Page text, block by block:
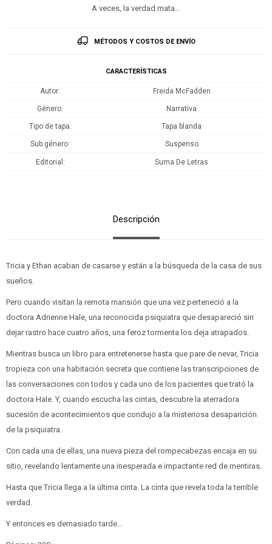
A veces, la verdad mata...
MÉTODOS Y COSTOS DE ENVÍO
CARACTERÍSTICAS
Autor Freida McFadden
Género Narrativa
Tipo de tapa Tapa blanda
Sub género Suspenso
Editorial Suma De Letras
Descripción
Tricia y Ethan acaban de casarse y están a la búsqueda de la casa de sus
sueños.
Pero cuando visitan la remota mansión que una vez perteneció a la
doctora Adrienne Hale, una reconocida psiquiatra que desapareció sin
dejar rastro hace cuatro años, una feroz tormenta los deja atrapados.
Mientras busca un libro para entretenerse hasta que pare de nevar, Tricia
tropieza con una habitación secreta que contiene las transcripciones de
las conversaciones con todos y cada uno de los pacientes que trató la
doctora Hale. Y, cuando escucha las cintas, descubre la aterradora
sucesión de acontecimientos que condujo a la misteriosa desaparición
de la psiquiatra.
Con cada una de ellas, una nueva pieza del rompecabezas encaja en su
sitio, revelando lentamente una inesperada e impactante red de mentiras.
Hasta que Tricia llega a la última cinta. La cinta que revela toda la terrible
verdad.
Y entonces es demasiado tarde...